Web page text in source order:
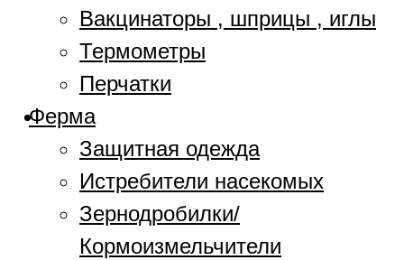
Вакцинаторы , шприцы , иглы
Термометры
Перчатки
Ферма
Защитная одежда
Истребители насекомых
Зернодробилки/
Кормоизмельчители